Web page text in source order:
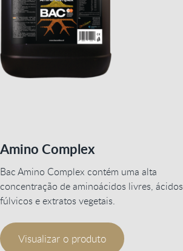
Amino Complex
Bac Amino Complex contém uma alta
concentração de aminoácidos livres, ácidos
fúlvicos e extratos vegetais.
Visualizar o produto